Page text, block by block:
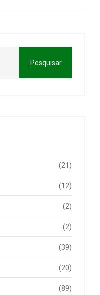
(21)
(12)
(2)
(2)
(39)
(20)
(89)